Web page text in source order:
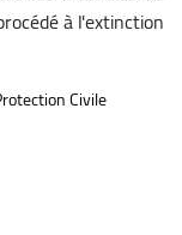
à l'extinction
Civile